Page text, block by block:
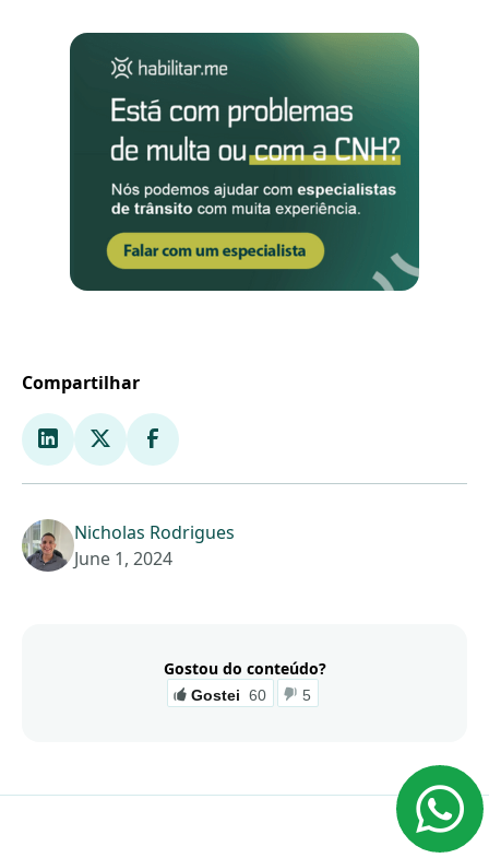
Compartilhar
Nicholas Rodrigues
June 1, 2024
Gostou do conteúdo?
Gostei 60 5